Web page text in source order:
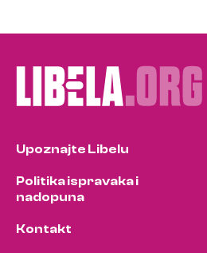
Upoznajte Libelu
Politika ispravaka i
nadopuna
Kontakt